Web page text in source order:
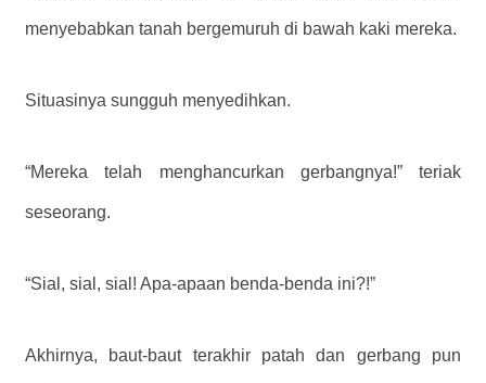
menyebabkan tanah bergemuruh di bawah kaki mereka.
Situasinya sungguh menyedihkan.
“Mereka telah menghancurkan gerbangnya!” teriak
seseorang.
“Sial, sial, sial! Apa-apaan benda-benda ini?!”
Akhirnya, baut-baut terakhir patah dan gerbang pun